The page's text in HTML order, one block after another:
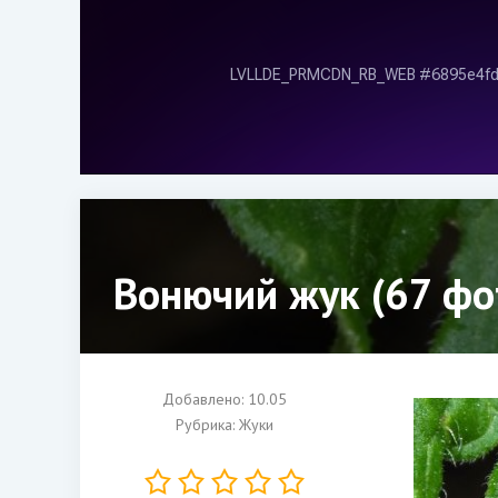
Вонючий жук (67
Добавлено: 10.05
Рубрика: Жуки